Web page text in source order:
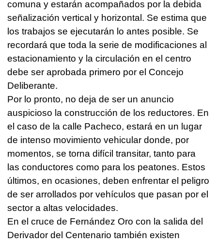
comuna y estarán acompañados por la debida
señalización vertical y horizontal. Se estima que
los trabajos se ejecutarán lo antes posible. Se
recordará que toda la serie de modificaciones al
estacionamiento y la circulación en el centro
debe ser aprobada primero por el Concejo
Deliberante.
Por lo pronto, no deja de ser un anuncio
auspicioso la construcción de los reductores. En
el caso de la calle Pacheco, estará en un lugar
de intenso movimiento vehicular donde, por
momentos, se torna difícil transitar, tanto para
las conductores como para los peatones. Estos
últimos, en ocasiones, deben enfrentar el peligro
de ser arrollados por vehículos que pasan por el
sector a altas velocidades.
En el cruce de Fernández Oro con la salida del
Derivador del Centenario también existen